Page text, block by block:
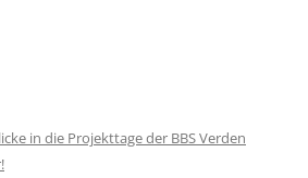
in die Projekttage der BBS Verden